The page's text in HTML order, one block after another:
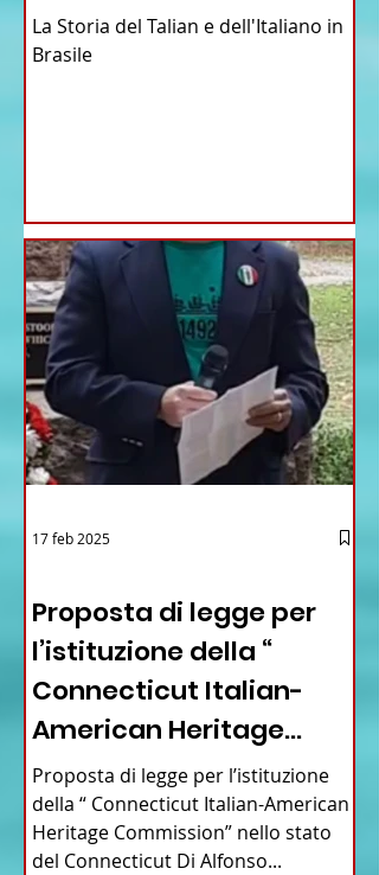
La Storia del Talian e dell'Italiano in
Brasile
Proposta di legge per
l’istituzione della “
Connecticut Italian-
American Heritage
Commission” nello stato
del Connecticut
Proposta di legge per l’istituzione
della “ Connecticut Italian-American
Heritage Commission” nello stato
del Connecticut Di Alfonso...
17 feb 2025